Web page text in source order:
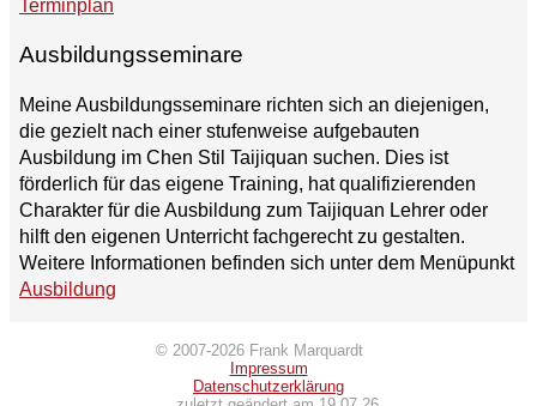
Terminplan
Ausbildungsseminare
Meine Ausbildungsseminare richten sich an diejenigen,
die gezielt nach einer stufenweise aufgebauten
Ausbildung im Chen Stil Taijiquan suchen. Dies ist
förderlich für das eigene Training, hat qualifizierenden
Charakter für die Ausbildung zum Taijiquan Lehrer oder
hilft den eigenen Unterricht fachgerecht zu gestalten.
Weitere Informationen befinden sich unter dem Menüpunkt
Ausbildung
© 2007-2026 Frank Marquardt
Impressum
Datenschutzerklärung